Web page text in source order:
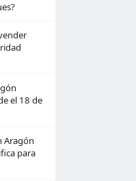
el 18 de
Aragón
para